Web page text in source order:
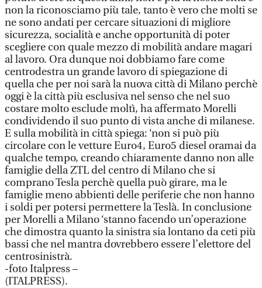
non la riconosciamo più tale, tanto è vero che molti se
ne sono andati per cercare situazioni di migliore
sicurezza, socialità e anche opportunità di poter
scegliere con quale mezzo di mobilità andare magari
al lavoro. Ora dunque noi dobbiamo fare come
centrodestra un grande lavoro di spiegazione di
quella che per noi sarà la nuova città di Milano perchè
oggi è la città più esclusiva nel senso che nel suo
costare molto esclude moltì, ha affermato Morelli
condividendo il suo punto di vista anche di milanese.
E sulla mobilità in città spiega: ‘non si può più
circolare con le vetture Euro4, Euro5 diesel oramai da
qualche tempo, creando chiaramente danno non alle
famiglie della ZTL del centro di Milano che si
comprano Tesla perchè quella può girare, ma le
famiglie meno abbienti delle periferie che non hanno
i soldi per potersi permettere la Teslà. In conclusione
per Morelli a Milano ‘stanno facendo un’operazione
che dimostra quanto la sinistra sia lontano da ceti più
bassi che nel mantra dovrebbero essere l’elettore del
centrosinistrà.
-foto Italpress –
(ITALPRESS).